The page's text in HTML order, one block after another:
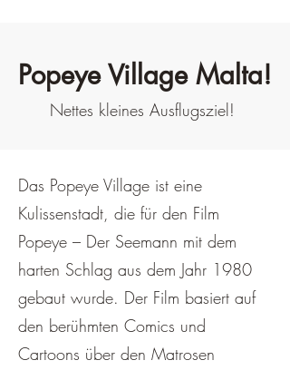
Popeye Village Malta!
Nettes kleines Ausflugsziel!
Das Popeye Village ist eine
Kulissenstadt, die für den Film
Popeye – Der Seemann mit dem
harten Schlag aus dem Jahr 1980
gebaut wurde. Der Film basiert auf
den berühmten Comics und
Cartoons über den Matrosen